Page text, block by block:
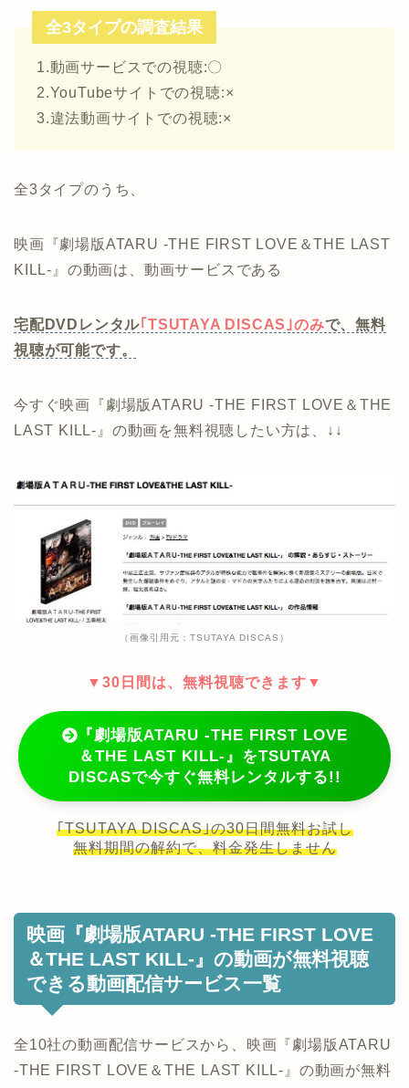
全3タイプの調査結果
1.動画サービスでの視聴:〇
2.YouTubeサイトでの視聴:×
3.違法動画サイトでの視聴:×
全3タイプのうち、
映画『劇場版ATARU ‐THE FIRST LOVE＆THE LAST
KILL‐』の動画は、動画サービスである
宅配DVDレンタル｢TSUTAYA DISCAS｣のみで、無料
視聴が可能です。
今すぐ映画『劇場版ATARU ‐THE FIRST LOVE＆THE
LAST KILL‐』の動画を無料視聴したい方は、↓↓
（画像引用元：TSUTAYA DISCAS）
▼30日間は、無料視聴できます▼
『劇場版ATARU ‐THE FIRST LOVE
＆THE LAST KILL‐』をTSUTAYA
DISCASで今すぐ無料レンタルする!!
｢TSUTAYA DISCAS｣の30日間無料お試し
無料期間の解約で、料金発生しません
映画『劇場版ATARU ‐THE FIRST LOVE
＆THE LAST KILL‐』の動画が無料視聴
できる動画配信サービス一覧
全10社の動画配信サービスから、映画『劇場版ATARU
‐THE FIRST LOVE＆THE LAST KILL‐』の動画が無料